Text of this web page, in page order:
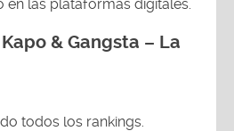
las plataformas digitales.
& Gangsta – La
todos los rankings.